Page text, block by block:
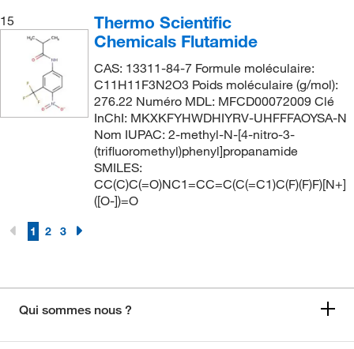
15
Thermo Scientific
Chemicals Flutamide
CAS: 13311-84-7 Formule moléculaire:
C11H11F3N2O3 Poids moléculaire (g/mol):
276.22 Numéro MDL: MFCD00072009 Clé
InChI: MKXKFYHWDHIYRV-UHFFFAOYSA-N
Nom IUPAC: 2-methyl-N-[4-nitro-3-
(trifluoromethyl)phenyl]propanamide
SMILES:
CC(C)C(=O)NC1=CC=C(C(=C1)C(F)(F)F)[N+]
([O-])=O
1 2 3
Qui sommes nous ?